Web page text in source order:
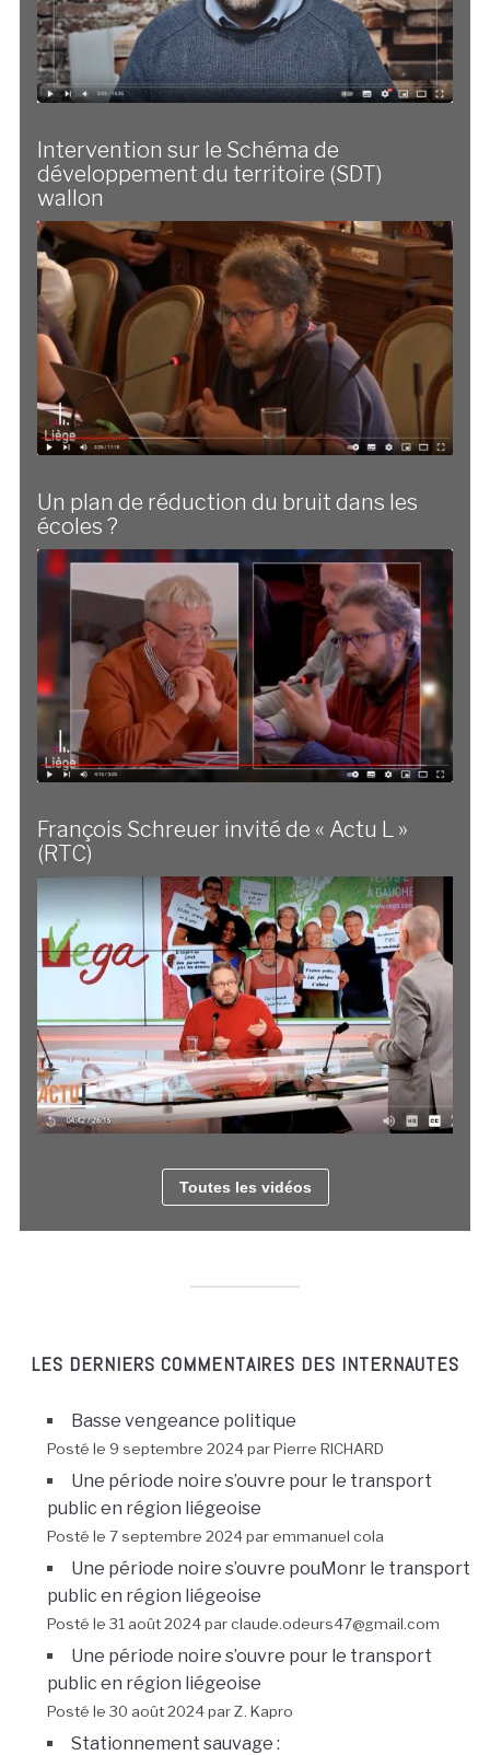
Intervention sur le Schéma de
développement du territoire (SDT)
wallon
Un plan de réduction du bruit dans les
écoles ?
François Schreuer invité de « Actu L »
(RTC)
Toutes les vidéos
LES DERNIERS COMMENTAIRES DES INTERNAUTES
Basse vengeance politique
Posté le 9 septembre 2024 par Pierre RICHARD
Une période noire s’ouvre pour le transport
public en région liégeoise
Posté le 7 septembre 2024 par emmanuel cola
Une période noire s’ouvre pouMonr le transport
public en région liégeoise
Posté le 31 août 2024 par claude.odeurs47@gmail.com
Une période noire s’ouvre pour le transport
public en région liégeoise
Posté le 30 août 2024 par Z. Kapro
Stationnement sauvage :